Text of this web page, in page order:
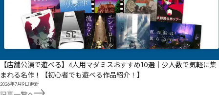
【店舗公演で遊べる】4人用マダミスおすすめ10選｜少人数で気軽に集
まれる名作！【初心者でも遊べる作品紹介！】
2026年7月9日更新